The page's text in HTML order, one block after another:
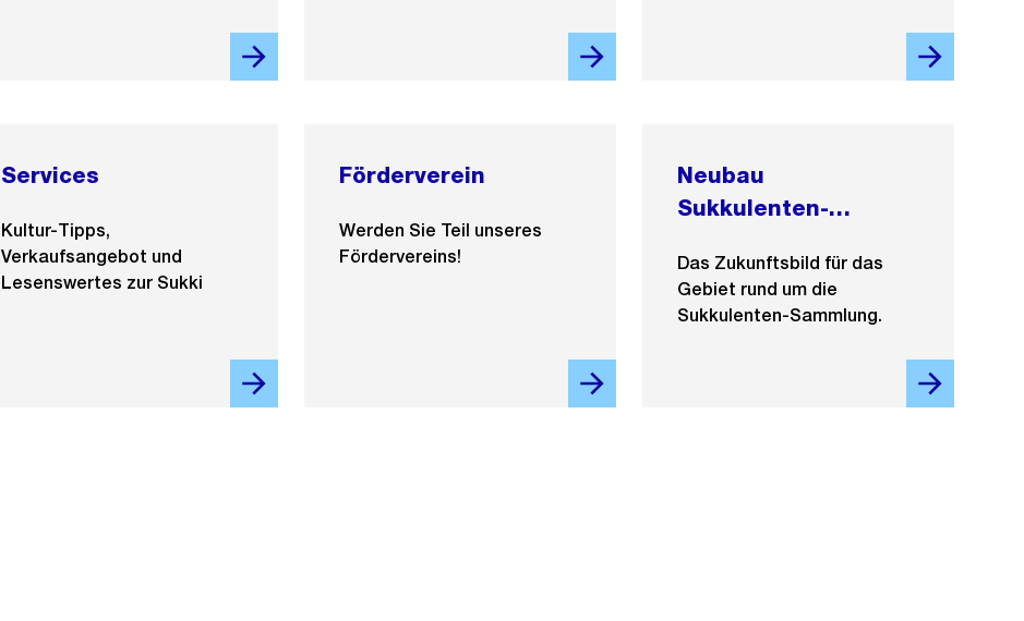
Services
Kultur-Tipps,
Verkaufsangebot und
Lesenswertes zur Sukki
Förderverein
Werden Sie Teil unseres
Fördervereins!
Neubau
Sukkulenten-
Das Zukunftsbild für das
Gebiet rund um die
Sukkulenten-Sammlung.